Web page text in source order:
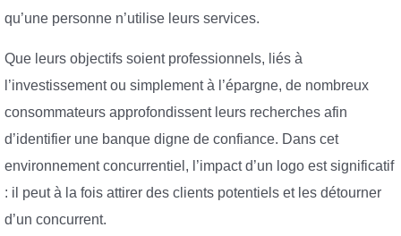
qu’une personne n’utilise leurs services.
Que leurs objectifs soient professionnels, liés à
l’investissement ou simplement à l’épargne, de nombreux
consommateurs approfondissent leurs recherches afin
d’identifier une banque digne de confiance. Dans cet
environnement concurrentiel, l’impact d’un logo est significatif
: il peut à la fois attirer des clients potentiels et les détourner
d’un concurrent.